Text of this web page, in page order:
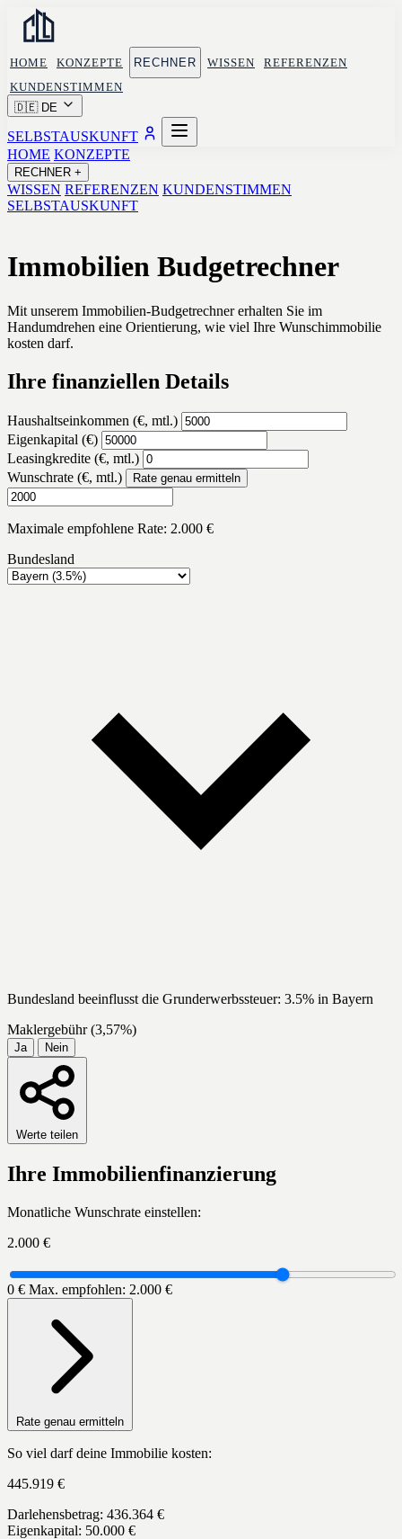
HOME KONZEPTE RECHNER WISSEN
REFERENZEN
KUNDENSTIMMEN
🇩🇪 DE
SELBSTAUSKUNFT
HOME KONZEPTE
RECHNER +
WISSEN REFERENZEN KUNDENSTIMMEN
SELBSTAUSKUNFT
Immobilien Budgetrechner
Mit unserem Immobilien-Budgetrechner erhalten Sie im
Handumdrehen eine Orientierung, wie viel Ihre Wunschimmobilie
kosten darf.
Ihre finanziellen Details
Haushaltseinkommen (€, mtl.)
Eigenkapital (€)
Leasingkredite (€, mtl.)
Wunschrate (€, mtl.)
Rate genau ermitteln
Maximale empfohlene Rate: 2.000 €
Bundesland
Bundesland beeinflusst die Grunderwerbssteuer: 3.5% in Bayern
Maklergebühr (3,57%)
Ja Nein
Werte teilen
Ihre Immobilienfinanzierung
Monatliche Wunschrate einstellen:
2.000 €
0 € Max. empfohlen: 2.000 €
Rate genau ermitteln
So viel darf deine Immobilie kosten:
445.919 €
Darlehensbetrag: 436.364 €
Eigenkapital: 50.000 €